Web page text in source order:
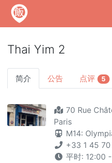
Thai Yim 2
简介 公告 点评 5
70 Rue
Paris
M14:
+33 1 45
平时: 12:00